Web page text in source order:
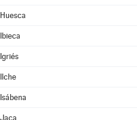
Huesca
Ibieca
Igriés
Ilche
Isábena
Jaca